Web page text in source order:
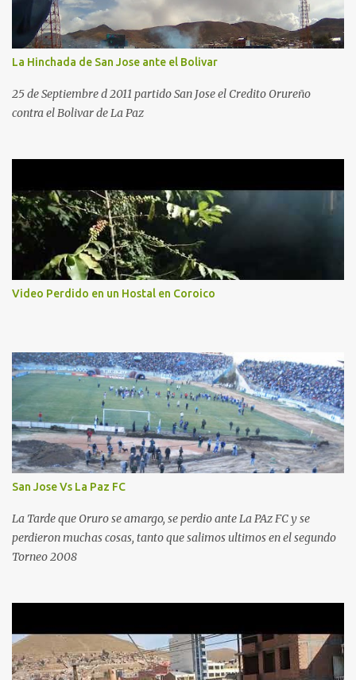
La Hinchada de San Jose ante el Bolivar
25 de Septiembre d 2011 partido San Jose el Credito Orureño
contra el Bolivar de La Paz
Video Perdido en un Hostal en Coroico
San Jose Vs La Paz FC
La Tarde que Oruro se amargo, se perdio ante La PAz FC y se
perdieron muchas cosas, tanto que salimos ultimos en el segundo
Torneo 2008